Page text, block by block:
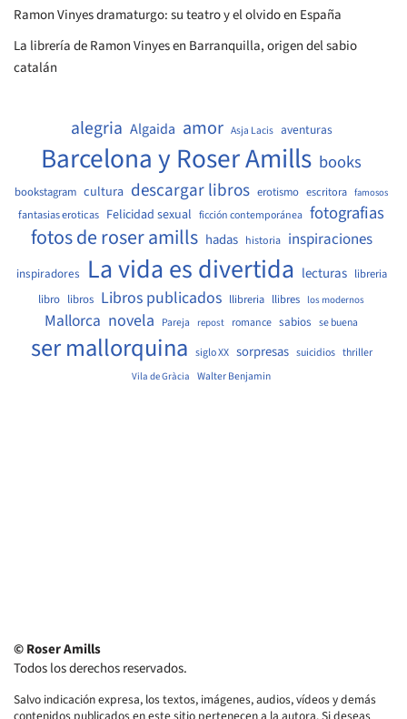
Ramon Vinyes dramaturgo: su teatro y el olvido en España
La librería de Ramon Vinyes en Barranquilla, origen del sabio
catalán
alegria Algaida amor Asja Lacis aventuras
Barcelona y Roser Amills books
bookstagram cultura descargar libros erotismo escritora famosos
fantasias eroticas Felicidad sexual ficción contemporánea fotografias
fotos de roser amills hadas historia inspiraciones
inspiradores La vida es divertida lecturas libreria
libro libros Libros publicados llibreria llibres los modernos
Mallorca novela Pareja repost romance sabios se buena
ser mallorquina siglo XX sorpresas suicidios thriller
Vila de Gràcia Walter Benjamin
© Roser Amills
Todos los derechos reservados.
Salvo indicación expresa, los textos, imágenes, audios, vídeos y demás